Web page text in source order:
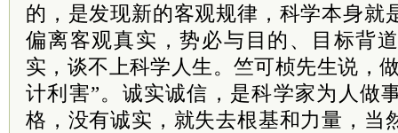
的，是发现新的客观规律，科学本身就
偏离客观真实，势必与目的、目标背
实，谈不上科学人生。竺可桢先生说，
计利害”。诚实诚信，是科学家为人做
格，没有诚实，就失去根基和力量，当